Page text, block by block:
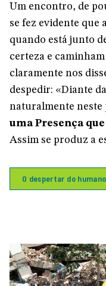
Um encontro, de
se fez evidente que
quando está junto
certeza e
claramente nos
despedir: «Diante
naturalmente neste
uma Presença
Assim se produz a
O despertar do humano